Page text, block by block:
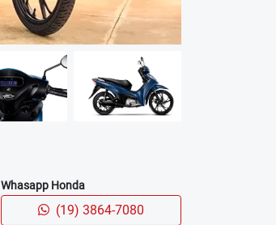
Whasapp Honda
(19) 3864-7080